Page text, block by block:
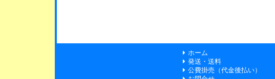
ホーム
発送・送料
公費掛売（代金後払い）